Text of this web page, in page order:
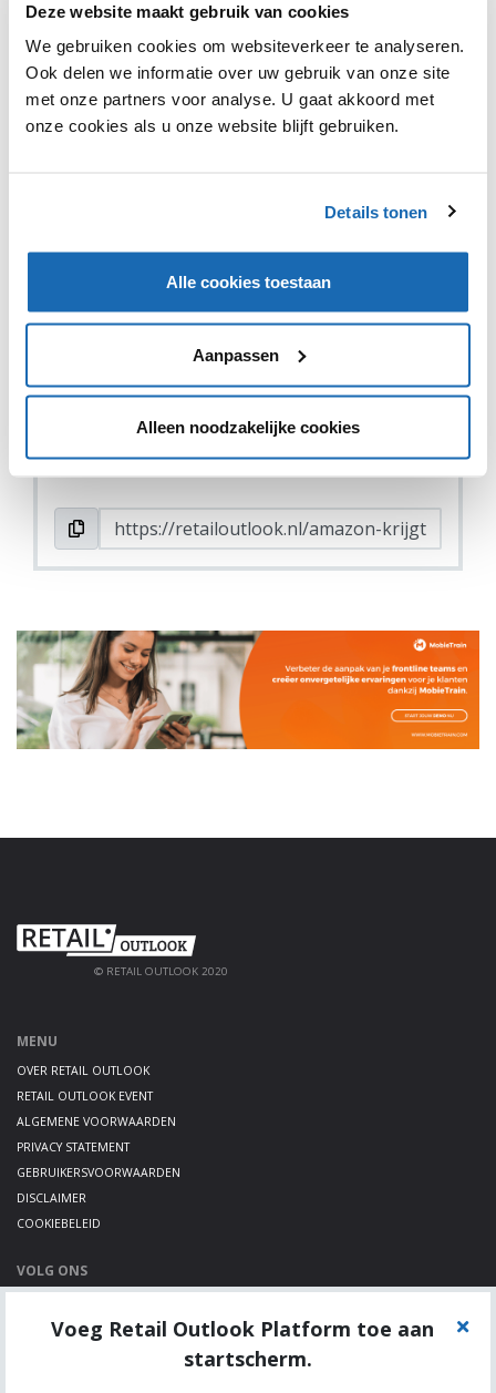
Deze website maakt gebruik van cookies
We gebruiken cookies om websiteverkeer te analyseren.
Ook delen we informatie over uw gebruik van onze site
met onze partners voor analyse. U gaat akkoord met
onze cookies als u onze website blijft gebruiken.
Details tonen
Alle cookies toestaan
Aanpassen
Alleen noodzakelijke cookies
Amazon heeft patent gekregen op een virtuele
passpiegel waarmee klanten thuis virtueel kleding
kunnen passen voordat ze tot een aankoop overgaan.
Bij de 'blended reality'-spiegel wordt gebruikgemaakt
van zowel echte als computergegenereerde beelden. In
de lijst van de spiegel zitten camera's verwerkt die
kledingstukken toegevoegd worden aan het
© RETAIL OUTLOOK 2020
MENU
OVER RETAIL OUTLOOK
RETAIL OUTLOOK EVENT
ALGEMENE VOORWAARDEN
PRIVACY STATEMENT
GEBRUIKERSVOORWAARDEN
DISCLAIMER
COOKIEBELEID
VOLG ONS
TWITTER
Voeg Retail Outlook Platform toe aan
startscherm.